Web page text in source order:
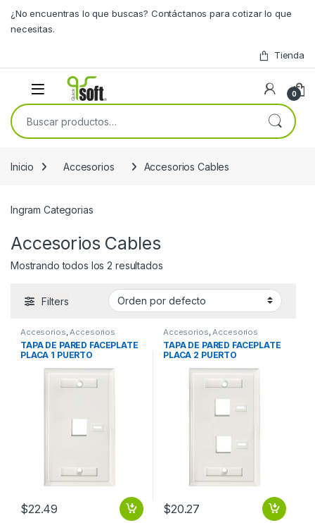
¿No encuentras lo que buscas? Contáctanos para cotizar lo que
necesitas.
Tienda
0
Buscar por:
Inicio Accesorios Accesorios Cables
Ingram Categorias
Accesorios Cables
Mostrando todos los 2 resultados
Filters
Accesorios,Accesorios
Cables
TAPA DE PARED FACEPLATE
PLACA 1 PUERTO
$22.49
Accesorios,Accesorios
Cables
TAPA DE PARED FACEPLATE
PLACA 2 PUERTO
$20.27